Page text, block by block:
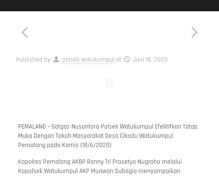
Published by polsek watukumpul at Juni 18, 2020
PEMALANG – Satgas Nusantara Polsek Watukumpul Efektifkan Tatap
Muka Dengan Tokoh Masyarakat Desa Cikadu Watukumpul
Pemalang pada Kamis (18/6/2020)
Kapolres Pemalang AKBP Ronny Tri Prasetyo Nugroho melalui
Kapolsek Watukumpul AKP Muawan Subagio menyampaikan